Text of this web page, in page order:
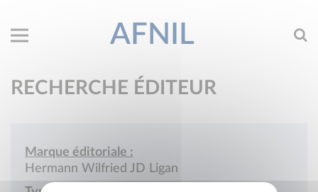
AFNIL
RECHERCHE ÉDITEUR
Marque éditoriale :
Hermann Wilfried JD Ligan